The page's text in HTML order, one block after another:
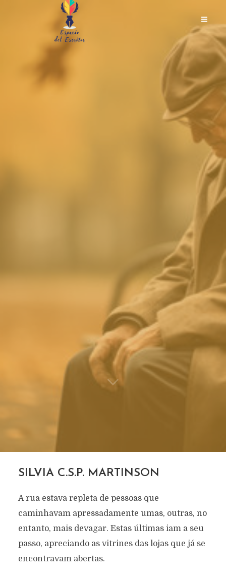
SILVIA C.S.P. MARTINSON
A rua estava repleta de pessoas que
caminhavam apressadamente umas, outras, no
entanto, mais devagar. Estas últimas iam a seu
passo, apreciando as vitrines das lojas que já se
encontravam abertas.